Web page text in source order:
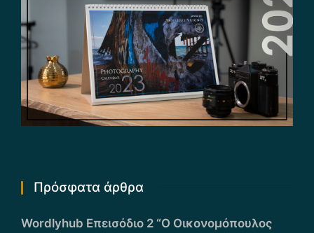
Πρόσφατα άρθρα
Wordlyhub Επεισόδιο 2 “Ο Οικονομόπουλος